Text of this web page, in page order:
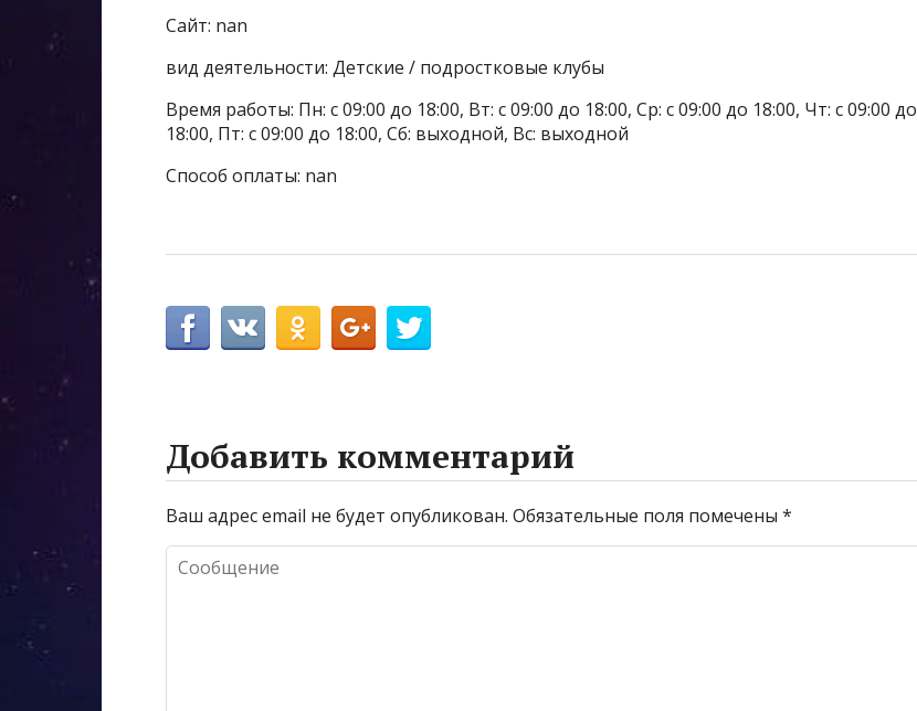
Сайт: nan
вид деятельности: Детские / подростковые клубы
Время работы: Пн: с 09:00 до 18:00, Вт: с 09:00 до 18:00, Ср: с 09:00 до 18:00, Чт: с 09:00 до
18:00, Пт: с 09:00 до 18:00, Сб: выходной, Вс: выходной
Способ оплаты: nan
Добавить комментарий
Ваш адрес email не будет опубликован. Обязательные поля помечены *